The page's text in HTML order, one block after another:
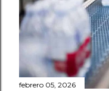
febrero 05, 2026